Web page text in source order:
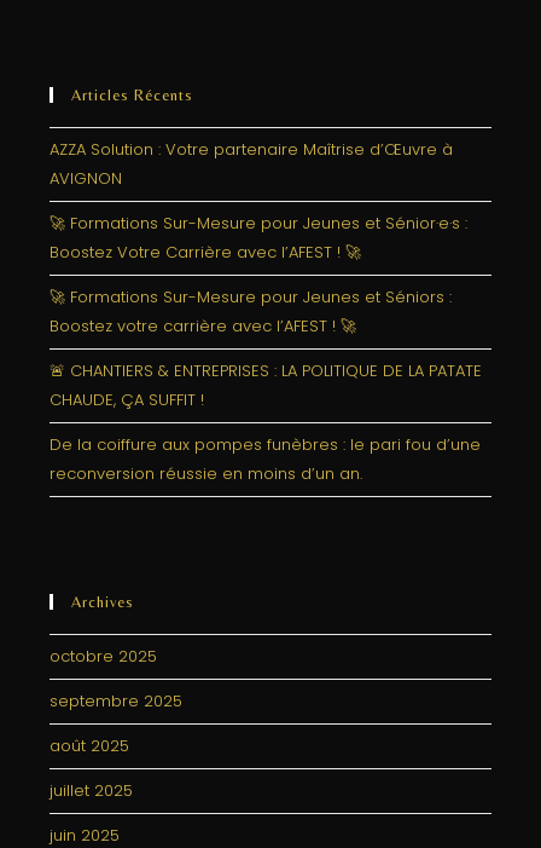
Articles Récents
AZZA Solution : Votre partenaire Maîtrise d’Œuvre à
AVIGNON
🚀 Formations Sur-Mesure pour Jeunes et Sénior·e·s :
Boostez Votre Carrière avec l’AFEST ! 🚀
🚀 Formations Sur-Mesure pour Jeunes et Séniors :
Boostez votre carrière avec l’AFEST ! 🚀
🚨 CHANTIERS & ENTREPRISES : LA POLITIQUE DE LA PATATE
CHAUDE, ÇA SUFFIT !
De la coiffure aux pompes funèbres : le pari fou d’une
reconversion réussie en moins d’un an.
Archives
octobre 2025
septembre 2025
août 2025
juillet 2025
juin 2025